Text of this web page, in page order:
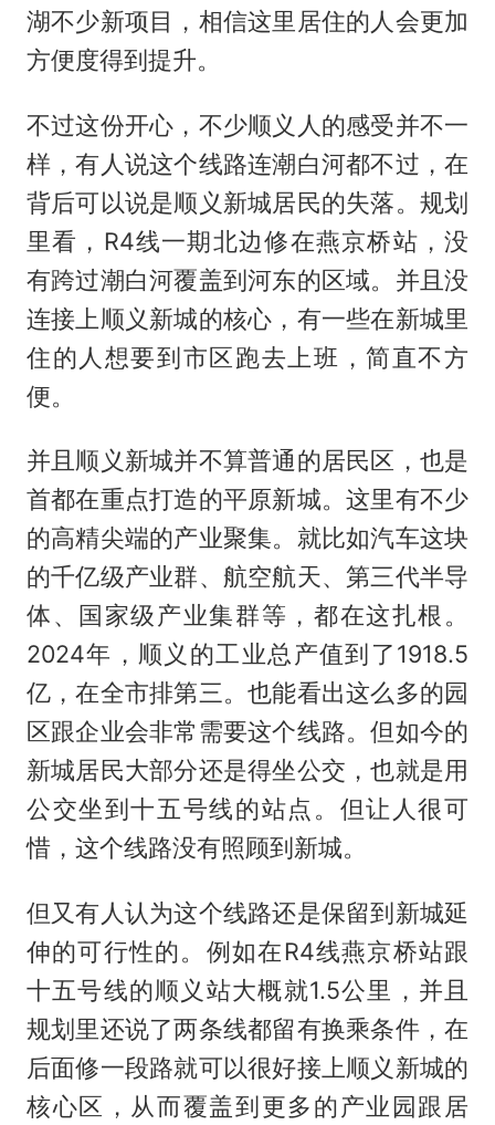
湖不少新项目，相信这里居住的人会更加
方便度得到提升。
不过这份开心，不少顺义人的感受并不一
样，有人说这个线路连潮白河都不过，在
背后可以说是顺义新城居民的失落。规划
里看，R4线一期北边修在燕京桥站，没
有跨过潮白河覆盖到河东的区域。并且没
连接上顺义新城的核心，有一些在新城里
住的人想要到市区跑去上班，简直不方
便。
并且顺义新城并不算普通的居民区，也是
首都在重点打造的平原新城。这里有不少
的高精尖端的产业聚集。就比如汽车这块
的千亿级产业群、航空航天、第三代半导
体、国家级产业集群等，都在这扎根。
2024年，顺义的工业总产值到了1918.5
亿，在全市排第三。也能看出这么多的园
区跟企业会非常需要这个线路。但如今的
新城居民大部分还是得坐公交，也就是用
公交坐到十五号线的站点。但让人很可
惜，这个线路没有照顾到新城。
但又有人认为这个线路还是保留到新城延
伸的可行性的。例如在R4线燕京桥站跟
十五号线的顺义站大概就1.5公里，并且
规划里还说了两条线都留有换乘条件，在
后面修一段路就可以很好接上顺义新城的
核心区，从而覆盖到更多的产业园跟居